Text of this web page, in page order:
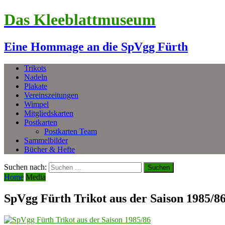
Das Kleeblattmuseum
Eine Hommage an die SpVgg Fürth
Trikots
Nadeln
Plakate
Vereinszeitungen
Wimpel
Mitgliedskarten
Postkarten
Postkarten Team
Sammelbilder
Bücher & Hefte
Suchen nach:
Home Media
SpVgg Fürth Trikot aus der Saison 1985/